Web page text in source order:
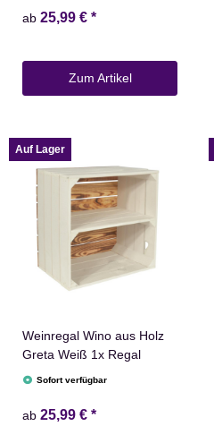
ab 25,99 € *
Zum Artikel
Auf Lager
Weinregal Wino aus Holz
Greta Weiß 1x Regal
Sofort verfügbar
ab 25,99 € *